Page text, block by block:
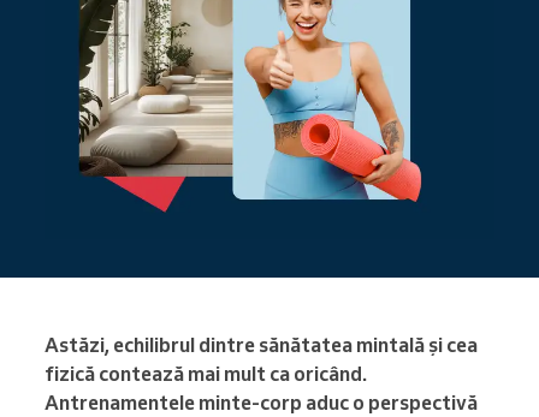
Astăzi, echilibrul dintre sănătatea mintală și cea
fizică contează mai mult ca oricând.
Antrenamentele minte-corp aduc o perspectivă